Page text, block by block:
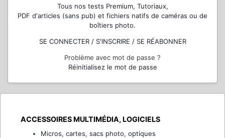
Tous nos tests Premium, Tutoriaux,
PDF d'articles (sans pub) et fichiers natifs de caméras ou de
boîtiers photo.
SE CONNECTER / S'INSCRIRE / SE RÉABONNER
Problème avec mot de passe ?
Réinitialisez le mot de passe
ACCESSOIRES MULTIMÉDIA, LOGICIELS
Micros, cartes, sacs photo, optiques